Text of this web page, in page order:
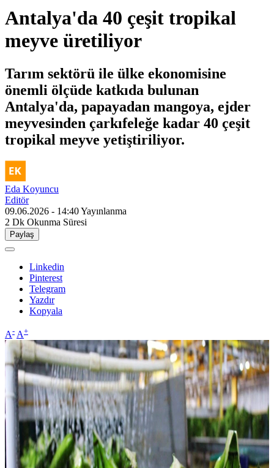
Antalya'da 40 çeşit tropikal
meyve üretiliyor
Tarım sektörü ile ülke ekonomisine
önemli ölçüde katkıda bulunan
Antalya'da, papayadan mangoya, ejder
meyvesinden çarkıfeleğe kadar 40 çeşit
tropikal meyve yetiştiriliyor.
Eda Koyuncu
Editör
09.06.2026 - 14:40Yayınlanma
2 Dk Okunma Süresi
Paylaş
Linkedin
Pinterest
Telegram
Yazdır
Kopyala
A- A+